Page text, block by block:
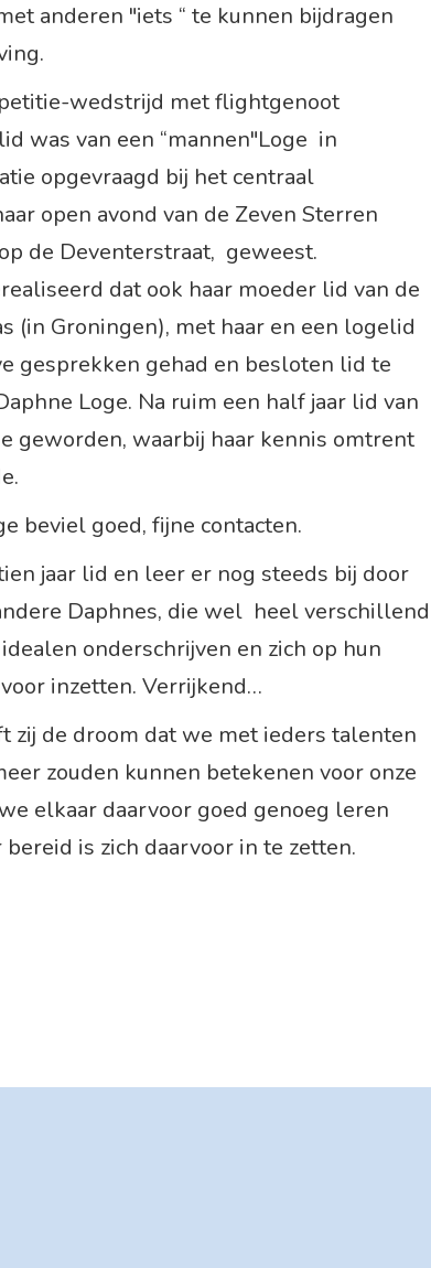
anderen "iets “ te kunnen bijdragen
wedstrijd met flightgenoot
was van een “mannen"Loge in
opgevraagd bij het centraal
open avond van de Zeven Sterren
de Deventerstraat, geweest.
dat ook haar moeder lid van de
(in Groningen), met haar en een logelid
gesprekken gehad en besloten lid te
Loge. Na ruim een half jaar lid van
geworden, waarbij haar kennis omtrent
beviel goed, fijne contacten.
jaar lid en leer er nog steeds bij door
Daphnes, die wel heel verschillend
onderschrijven en zich op hun
inzetten. Verrijkend…
zij de droom dat we met ieders talenten
zouden kunnen betekenen voor onze
elkaar daarvoor goed genoeg leren
is zich daarvoor in te zetten.